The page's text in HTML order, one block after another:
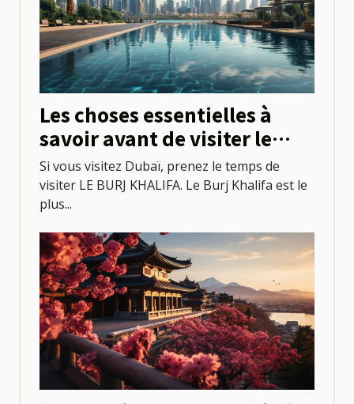
Les choses essentielles à
savoir avant de visiter le
Burj khalifa
Si vous visitez Dubaï, prenez le temps de
visiter LE BURJ KHALIFA. Le Burj Khalifa est le
plus...